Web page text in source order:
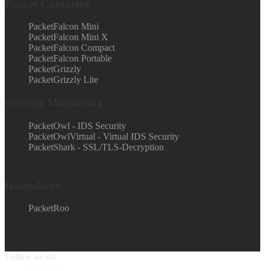
PacketFalcon Mini
PacketFalcon Mini X
PacketFalcon Compact
PacketFalcon Portable
PacketGrizzly
PacketGrizzly Lite
PacketOwl - IDS Security
PacketOwlVirtual - Virtual IDS Security
PacketShark - SSL/TLS-Decryption
PacketRoo